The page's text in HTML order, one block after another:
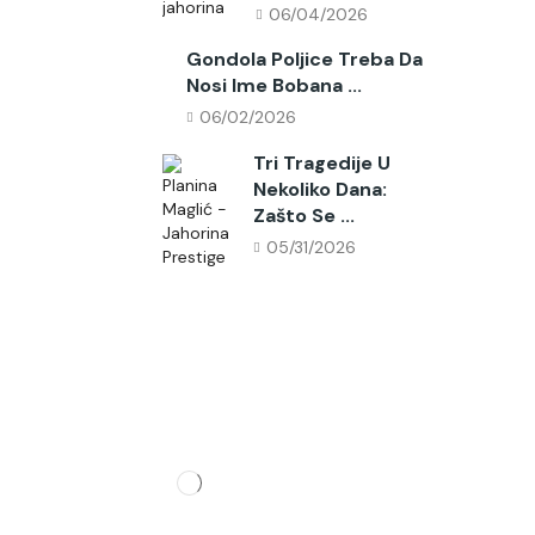
06/04/2026
Gondola Poljice Treba Da
Nosi Ime Bobana ...
06/02/2026
Tri Tragedije U
Nekoliko Dana:
Zašto Se ...
05/31/2026